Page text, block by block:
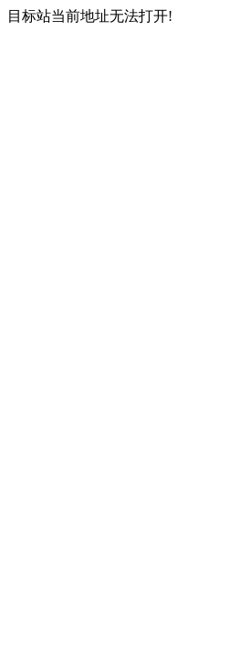
目标站当前地址无法打开!